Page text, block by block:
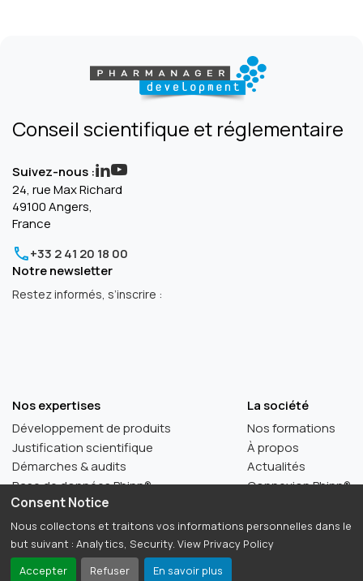
Consent Notice
Nous collectons et traitons vos informations personnelles dans le
but suivant : Analytics, Security. View Privacy Policy
Accepter
Refuser En savoir plus
Conseil scientifique et réglementaire
Suivez-nous :
24, rue Max Richard
49100 Angers,
France
+33 2 41 20 18 00
Notre newsletter
Restez informés, s’inscrire :
Nos expertises
Développement de produits
Justification scientifique
Démarches & audits
Base de données Phinn®
La société
Nos formations
À propos
Actualités
Connexion Phinn®
©Stafe.fr 2026
Mentions LégalesPolitique de confidentialité